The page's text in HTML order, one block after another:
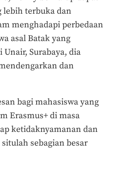
lebih terbuka dan
menghadapi perbedaan
asal Batak yang
Surabaya, dia
dan
bagi mahasiswa yang
Erasmus+ di masa
ketidaknyamanan dan
sebagian besar